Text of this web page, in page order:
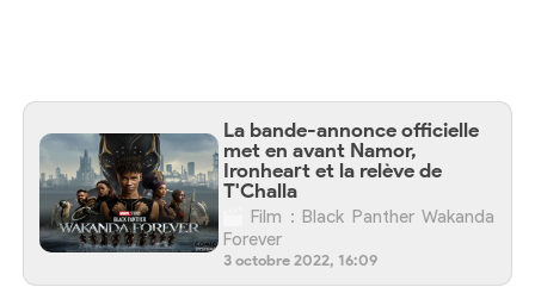
La bande-annonce officielle
met en avant Namor,
Ironheart et la relève de
T'Challa
Film : Black Panther Wakanda
Forever
3 octobre 2022, 16:09